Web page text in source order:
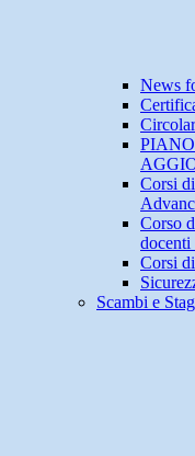
News
Corsi
Corso
docenti
Corsi
Scambi e